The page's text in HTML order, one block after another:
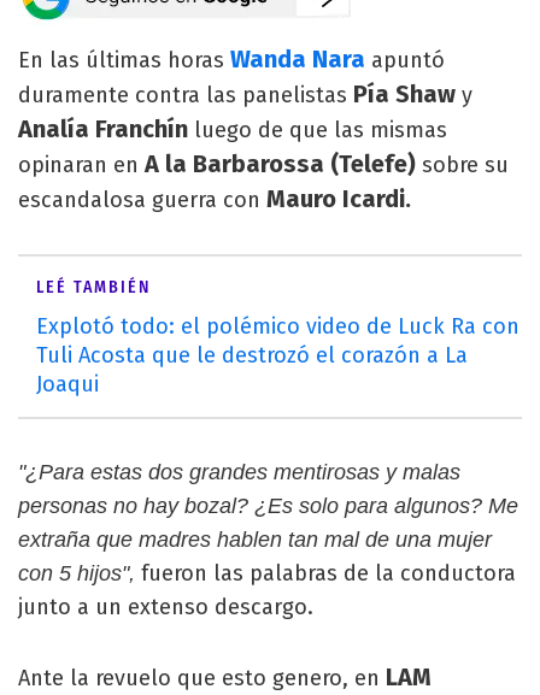
En las últimas horas Wanda Nara apuntó
duramente contra las panelistas Pía Shaw y
Analía Franchín luego de que las mismas
opinaran enA la Barbarossa (Telefe) sobre su
escandalosa guerra con Mauro Icardi.
LEÉ TAMBIÉN
Explotó todo: el polémico video de Luck Ra con
Tuli Acosta que le destrozó el corazón a La
Joaqui
"¿Para estas dos grandes mentirosas y malas
personas no hay bozal? ¿Es solo para algunos? Me
extraña que madres hablen tan mal de una mujer
con 5 hijos", fueron las palabras de la conductora
junto a un extenso descargo.
Ante la revuelo que esto genero, en LAM